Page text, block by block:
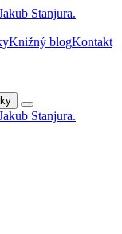
Knižný blogKontakt